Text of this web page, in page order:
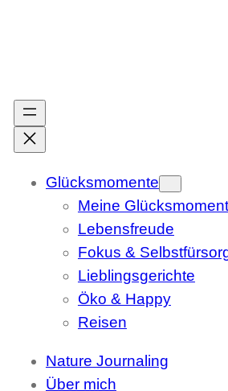
Glücksmomente
Meine
Lebensfreude
Fokus &
Lieblingsgerichte
Öko & Happy
Reisen
Nature Journaling
Über mich